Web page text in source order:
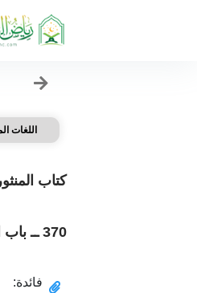
اللغات
كتاب
370 ــ باب المنثورات والمُلَح
فائدة: